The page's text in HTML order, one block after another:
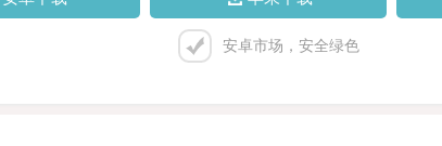
安卓市场，安全绿色